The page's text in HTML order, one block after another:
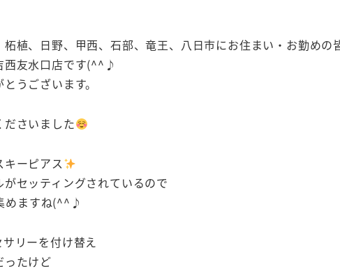
植、日野、甲西、石部、竜王、八日市にお住まい・お勤め
西友水口店です(^^♪
うございます。
さいました
ーピアス
セッティングされているので
めますね(^^♪
リーを付け替え
ったけど